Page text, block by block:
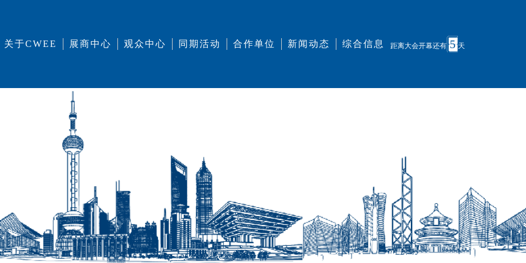
关于CWEE 展商中心 观众中心 同期活动 合作单位 新闻动态 综合信息 距离大会开幕还有 5天